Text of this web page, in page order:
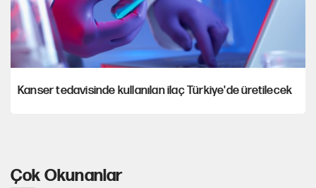
Kanser tedavisinde kullanılan ilaç Türkiye'de üretilecek
Çok Okunanlar